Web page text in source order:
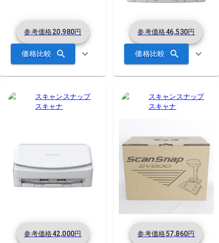
参考価格20,980円
価格比較
参考価格46,530円
価格比較
スキャンスナップ
スキャナ
参考価格42,000円
スキャンスナップ
スキャナ
参考価格57,860円